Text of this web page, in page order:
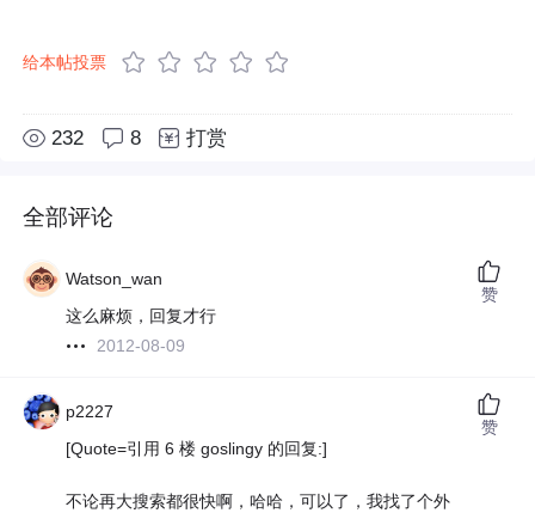
给本帖投票
232 8 打赏
全部评论
Watson_wan
这么麻烦，回复才行
2012-08-09
赞
p2227
[Quote=引用 6 楼 goslingy 的回复:]
不论再大搜索都很快啊，哈哈，可以了，我找了个外
赞